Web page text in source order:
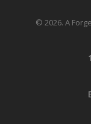
© 2026. A